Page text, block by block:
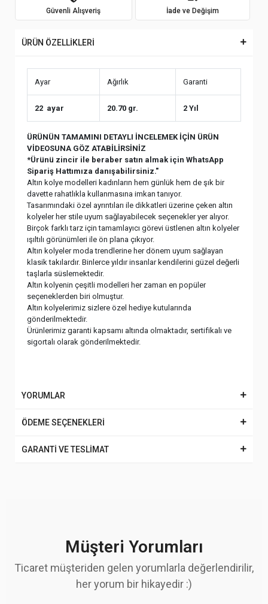
Güvenli Alışveriş İade ve Değişim
ÜRÜN ÖZELLİKLERİ
Ayar Ağırlık Garanti
22 ayar 20.70 gr. 2 Yıl
ÜRÜNÜN TAMAMINI DETAYLI İNCELEMEK İÇİN ÜRÜN
VİDEOSUNA GÖZ ATABİLİRSİNİZ
*Ürünü zincir ile beraber satın almak için WhatsApp
Sipariş Hattımıza danışabilirsiniz."
Altın kolye modelleri kadınların hem günlük hem de şık bir
davette rahatlıkla kullanmasına imkan tanıyor.
Tasarımındaki özel ayrıntıları ile dikkatleri üzerine çeken altın
kolyeler her stile uyum sağlayabilecek seçenekler yer alıyor.
Birçok farklı tarz için tamamlayıcı görevi üstlenen altın kolyeler
ışıltılı görünümleri ile ön plana çıkıyor.
Altın kolyeler moda trendlerine her dönem uyum sağlayan
klasik takılardır. Binlerce yıldır insanlar kendilerini güzel değerli
taşlarla süslemektedir.
Altın kolyenin çeşitli modelleri her zaman en popüler
seçeneklerden biri olmuştur.
Altın kolyelerimiz sizlere özel hediye kutularında
gönderilmektedir.
Ürünlerimiz garanti kapsamı altında olmaktadır, sertifikalı ve
sigortalı olarak gönderilmektedir.
YORUMLAR
ÖDEME SEÇENEKLERİ
GARANTİ VE TESLİMAT
Müşteri Yorumları
Ticaret müşteriden gelen yorumlarla değerlendirilir,
her yorum bir hikayedir :)